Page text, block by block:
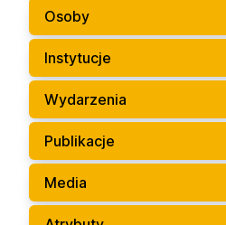
Osoby
Instytucje
Wydarzenia
Publikacje
Media